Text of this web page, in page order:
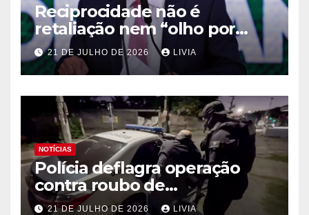
Reciprocidade não é
retaliação nem “olho por
olho”, diz Alckmin
21 DE JULHO DE 2026 LIVIA
NOTÍCIAS
Polícia deflagra operação
contra roubo de
medicamentos oncológicos
21 DE JULHO DE 2026 LIVIA